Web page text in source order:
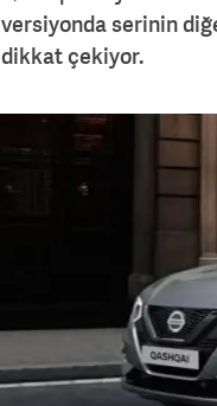
versiyonda serinin
dikkat çekiyor.